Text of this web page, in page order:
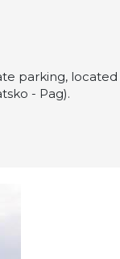
parking,
- Pag).